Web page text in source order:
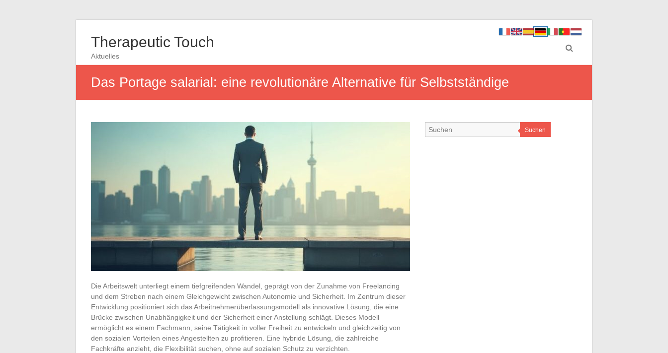
Therapeutic Touch
Aktuelles
Das Portage salarial: eine revolutionäre Alternative für Selbstständige
Die Arbeitswelt unterliegt einem tiefgreifenden Wandel, geprägt von der Zunahme von Freelancing
und dem Streben nach einem Gleichgewicht zwischen Autonomie und Sicherheit. Im Zentrum dieser
Entwicklung positioniert sich das Arbeitnehmerüberlassungsmodell als innovative Lösung, die eine
Brücke zwischen Unabhängigkeit und der Sicherheit einer Anstellung schlägt. Dieses Modell
ermöglicht es einem Fachmann, seine Tätigkeit in voller Freiheit zu entwickeln und gleichzeitig von
den sozialen Vorteilen eines Angestellten zu profitieren. Eine hybride Lösung, die zahlreiche
Fachkräfte anzieht, die Flexibilität suchen, ohne auf sozialen Schutz zu verzichten.
Suchen